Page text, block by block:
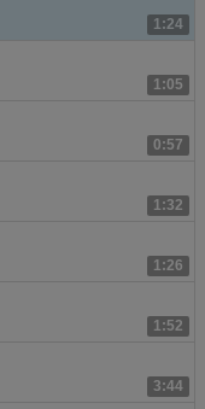
1:24
1:05
0:57
1:32
1:26
1:52
3:44